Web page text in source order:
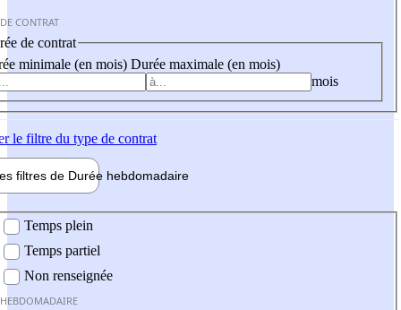
CONTRAT
de contrat
minimale (en mois) Durée maximale (en mois)
mois
le filtre du type de contrat
filtres de Durée hebdomadaire
Temps plein
Temps partiel
Non renseignée